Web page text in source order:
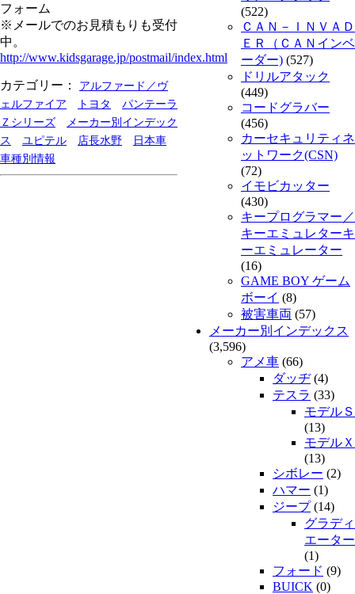
フォーム
※メールでのお見積もりも受付
中。
http://www.kidsgarage.jp/postmail/index.html
カテゴリー：
アルファード／ヴ
ェルファイア
トヨタ
パンテーラ
Ｚシリーズ
メーカー別インデック
ス
ユピテル 店長水野
日本車
車種別情報
(522)
ＣＡＮ－ＩＮＶＡＤ
ＥＲ（ＣＡＮインベ
ーダー) (527)
ドリルアタック
(449)
コードグラバー
(456)
カーセキュリティネ
ットワーク(CSN)
(72)
イモビカッター
(430)
キープログラマー／
キーエミュレターキ
ーエミュレーター
(16)
GAME BOY ゲーム
ボーイ (8)
被害車両 (57)
メーカー別インデックス
(3,596)
アメ車 (66)
ダッヂ(4)
テスラ (33)
モデルＳ
(13)
モデルＸ
(13)
シボレー (2)
ハマー (1)
ジープ(14)
グラディ
エーター
(1)
フォード (9)
BUICK (0)